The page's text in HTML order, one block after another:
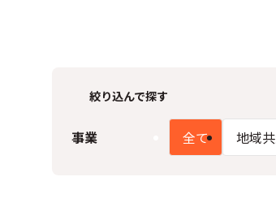
絞り込んで探す
事業 全て 地域